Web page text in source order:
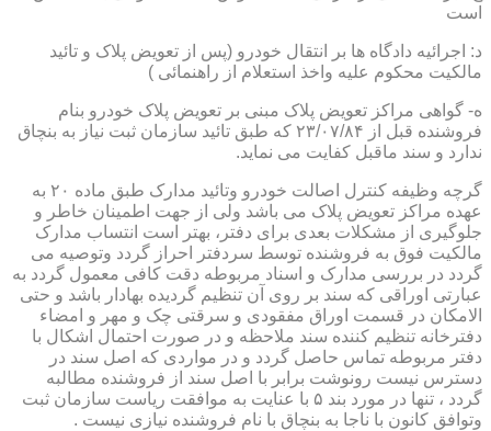
است
د: اجرائیه دادگاه ها بر انتقال خودرو (پس از تعویض پلاک و تائید
مالکیت محکوم علیه واخذ استعلام از راهنمائی )
ه- گواهی مراکز تعویض پلاک مبنی بر تعویض پلاک خودرو بنام
فروشنده قبل از ۲۳/۰۷/۸۴ که طبق تائید سازمان ثبت نیاز به بنچاق
ندارد و سند ماقبل کفایت می نماید.
گرچه وظیفه کنترل اصالت خودرو وتائید مدارک طبق ماده ۲۰ به
عهده مراکز تعویض پلاک می باشد ولی از جهت اطمینان خاطر و
جلوگیری از مشکلات بعدی برای دفتر، بهتر است انتساب مدارک
مالکیت فوق به فروشنده توسط سردفتر احراز گردد وتوصیه می
گردد در بررسی مدارک و اسناد مربوطه دقت کافی معمول گردد به
عبارتی اوراقی که سند بر روی آن تنظیم گردیده بهادار باشد و حتی
الامکان در قسمت اوراق مفقودی و سرقتی چک و مهر و امضاء
دفترخانه تنظیم کننده سند ملاحظه و در صورت احتمال اشکال با
دفتر مربوطه تماس حاصل گردد و در مواردی که اصل سند در
دسترس نیست رونوشت برابر با اصل سند از فروشنده مطالبه
گردد ، تنها در مورد بند ۵ با عنایت به موافقت ریاست سازمان ثبت
وتوافق کانون با ناجا به بنچاق با نام فروشنده نیازی نیست .